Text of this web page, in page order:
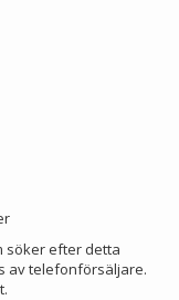
söker efter detta
av telefonförsäljare.